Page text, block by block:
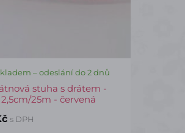
– odeslání do 2 dnů
stuha s drátem -
2,5cm/25m - červená
s DPH